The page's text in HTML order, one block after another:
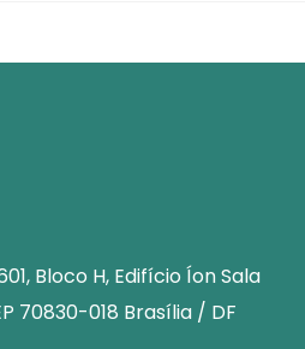
Bloco H, Edifício Íon Sala
70830-018 Brasília / DF